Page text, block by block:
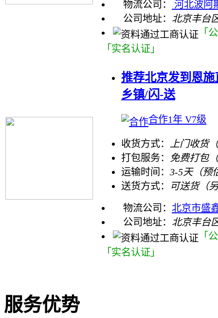
物流公司：
河北波阿
公司地址： 北京丰台
「
「实名认证」
推荐北京发到恩
乡镇/闪-送
合作1年 V7级
收货方式：
上门收货
打包服务：
免费打包
运输时间： 3-5天（预
送货方式：
可送货（
物流公司： 北京市盛
公司地址： 北京丰台
「
「实名认证」
服务优势